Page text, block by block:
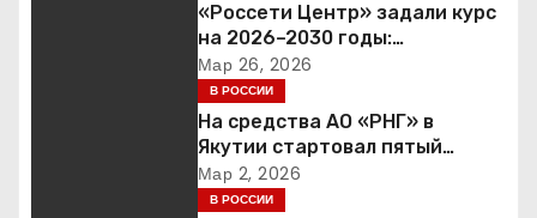
«Россети Центр» задали курс
на 2026–2030 годы:
инвестиции в надежность и
сбалансированная
финансовая политика
Мар 26, 2026
В РОССИИ
На средства АО «РНГ» в
Якутии стартовал пятый
юбилейный конкурс в сфере
образования
Мар 2, 2026
В РОССИИ